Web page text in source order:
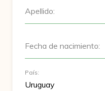
Apellido:
Fecha de nacimiento:
País: